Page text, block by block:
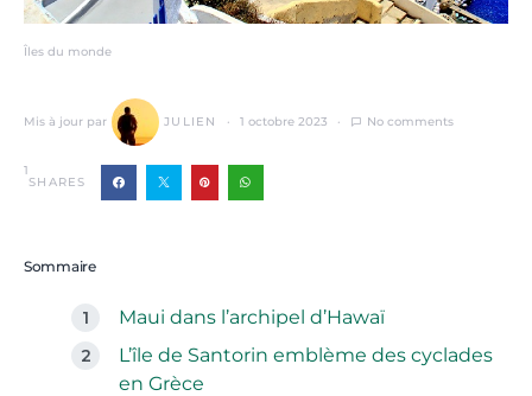
Îles du monde
Mis à jour par JULIEN 1 octobre 2023 No comments
1
SHARES
Sommaire
Maui dans l’archipel d’Hawaï
L’île de Santorin emblème des cyclades
en Grèce